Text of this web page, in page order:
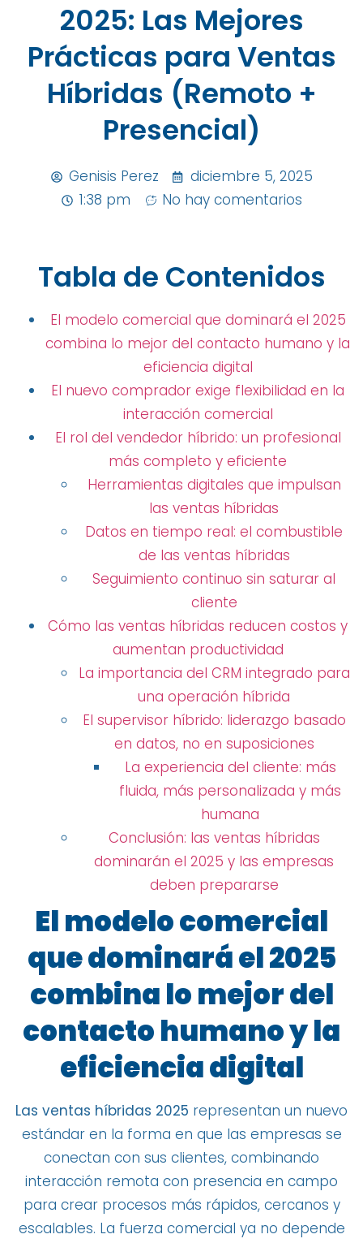
2025: Las Mejores
Prácticas para Ventas
Híbridas (Remoto +
Presencial)
Genisis Perez
diciembre 5, 2025
1:38 pm
No hay comentarios
Tabla de Contenidos
El modelo comercial que dominará el 2025
combina lo mejor del contacto humano y la
eficiencia digital
El nuevo comprador exige flexibilidad en la
interacción comercial
El rol del vendedor híbrido: un profesional
más completo y eficiente
Herramientas digitales que impulsan
las ventas híbridas
Datos en tiempo real: el combustible
de las ventas híbridas
Seguimiento continuo sin saturar al
cliente
Cómo las ventas híbridas reducen costos y
aumentan productividad
La importancia del CRM integrado para
una operación híbrida
El supervisor híbrido: liderazgo basado
en datos, no en suposiciones
La experiencia del cliente: más
fluida, más personalizada y más
humana
Conclusión: las ventas híbridas
dominarán el 2025 y las empresas
deben prepararse
El modelo comercial
que dominará el 2025
combina lo mejor del
contacto humano y la
eficiencia digital
Las ventas híbridas 2025 representan un nuevo
estándar en la forma en que las empresas se
conectan con sus clientes, combinando
interacción remota con presencia en campo
para crear procesos más rápidos, cercanos y
escalables. La fuerza comercial ya no depende